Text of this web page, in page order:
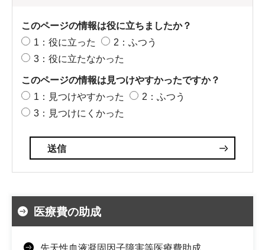
このページの情報は役に立ちましたか？
1：役に立った
2：ふつう
3：役に立たなかった
このページの情報は見つけやすかったですか？
1：見つけやすかった
2：ふつう
3：見つけにくかった
医療費の助成
先天性血液凝固因子障害等医療費助成